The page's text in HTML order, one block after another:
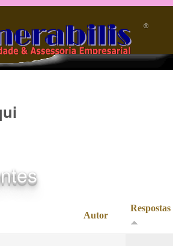
para o conteúdo principal
®️
Autor
Respostas